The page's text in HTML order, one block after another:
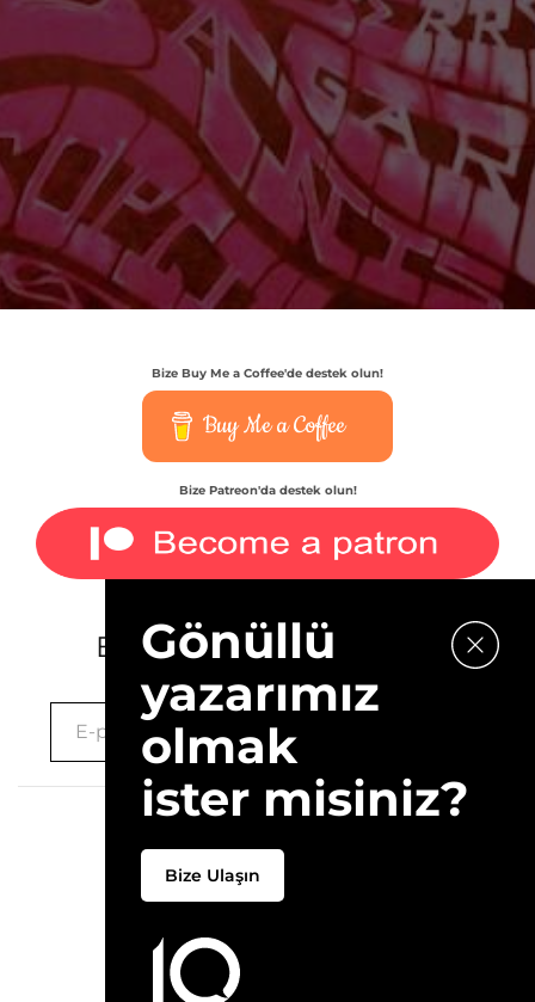
Bize Buy Me a Coffee'de destek olun!
Buy Me a Coffee
Bize Patreon'da destek olun!
E-bültenimize kaydolun.
Hakkımızda
Gönüllü
yazarımız
olmak
ister misiniz?
Bize Ulaşın